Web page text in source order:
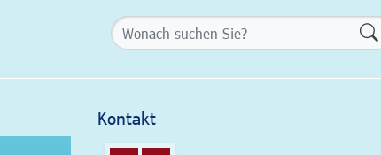
Kontakt